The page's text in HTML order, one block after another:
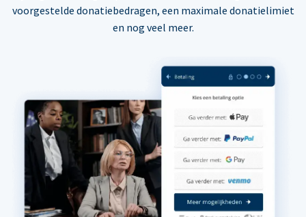
voorgestelde donatiebedragen, een maximale donatielimiet
en nog veel meer.